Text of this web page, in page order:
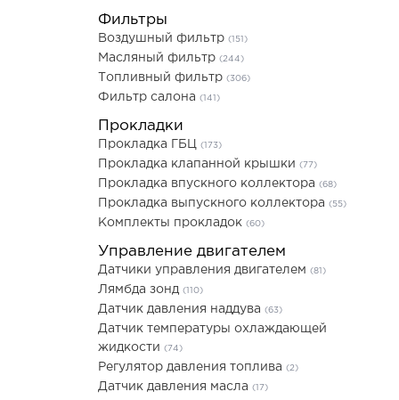
Фильтры
Воздушный фильтр (151)
Масляный фильтр (244)
Топливный фильтр (306)
Фильтр салона (141)
Прокладки
Прокладка ГБЦ (173)
Прокладка клапанной крышки (77)
Прокладка впускного коллектора (68)
Прокладка выпускного коллектора (55)
Комплекты прокладок (60)
Управление двигателем
Датчики управления двигателем (81)
Лямбда зонд (110)
Датчик давления наддува (63)
Датчик температуры охлаждающей
жидкости (74)
Регулятор давления топлива (2)
Датчик давления масла (17)